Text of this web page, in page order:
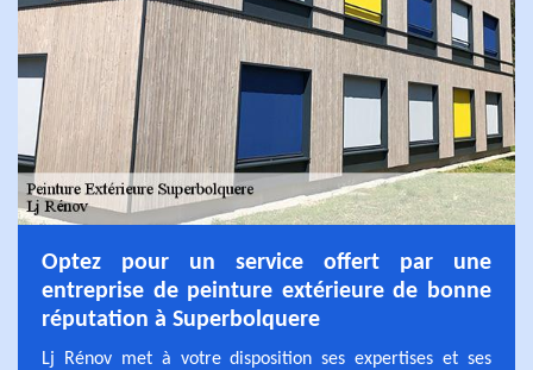
Optez pour un service offert par une
entreprise de peinture extérieure de bonne
réputation à Superbolquere
Lj Rénov met à votre disposition ses expertises et ses